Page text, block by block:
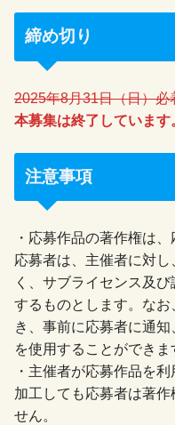
締め切り
2025年8月31日（日）必
本募集は終了しています
注意事項
・応募作品の著作権は
応募者は、主催者に対
く、サブライセンス及
するものとします。な
き、事前に応募者に通
を使用することができま
・主催者が応募作品を
加工しても応募者は著
せん。